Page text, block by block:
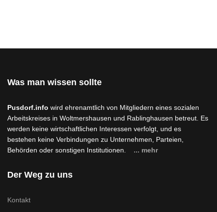
Was man wissen sollte
Pusdorf.info wird ehrenamtlich von Mitgliedern eines sozialen
Arbeitskreises in Woltmershausen und Rablinghausen betreut. Es
werden keine wirtschaftlichen Interessen verfolgt, und es
bestehen keine Verbindungen zu Unternehmen, Parteien,
Behörden oder sonstigen Institutionen. ... mehr
Der Weg zu uns
Kontakt